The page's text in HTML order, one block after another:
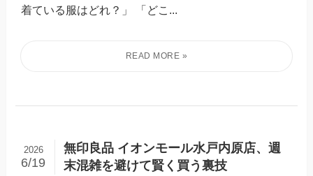
着ている服はどれ？」 「どこ...
無印良品 イオンモール水戸内原店、週
末混雑を避けて賢く買う裏技
2026
6/19